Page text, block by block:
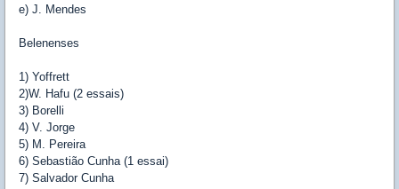
e) J. Mendes
Belenenses
1) Yoffrett
2)W. Hafu (2 essais)
3) Borelli
4) V. Jorge
5) M. Pereira
6) Sebastião Cunha (1 essai)
7) Salvador Cunha